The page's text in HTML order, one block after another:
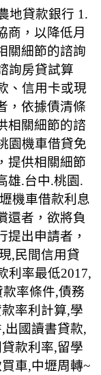
地貸款銀行 1.
商，以降低月
關細節的諮詢
詢房貸試算
、信用卡或現
，依據債清條
相關細節的諮
園機車借貸免
提供相關細節
雄.台中.桃園.
機車借款利息
還者，欲將負
提出申請者，
,民間信用貸
利率最低2017,
率條件,債務
率利計算,學
出國讀書貸款,
款利率,留學
車,中壢周轉~